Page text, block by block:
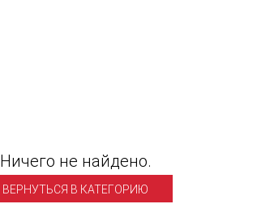
Ничего не найдено.
ВЕРНУТЬСЯ В КАТЕГОРИЮ